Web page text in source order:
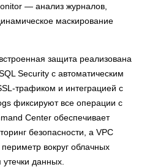
— анализ журналов,
маскирование
защита реализована
Security с автоматическим
трафиком и интеграцией с
фиксируют все операции с
Center обеспечивает
безопасности, а VPC
вокруг облачных
данных.